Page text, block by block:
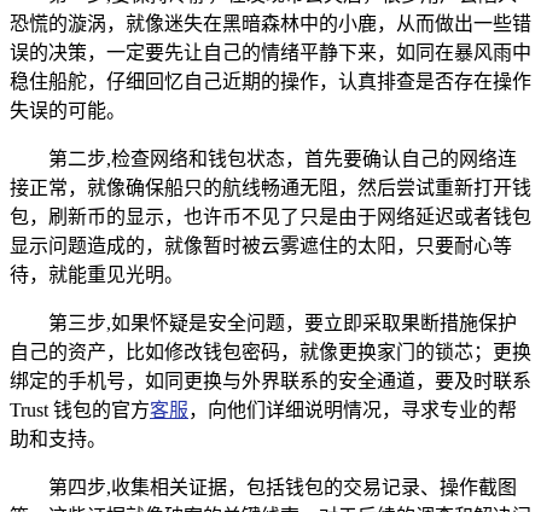
恐慌的漩涡，就像迷失在黑暗森林中的小鹿，从而做出一些错
误的决策，一定要先让自己的情绪平静下来，如同在暴风雨中
稳住船舵，仔细回忆自己近期的操作，认真排查是否存在操作
失误的可能。
第二步,检查网络和钱包状态，首先要确认自己的网络连
接正常，就像确保船只的航线畅通无阻，然后尝试重新打开钱
包，刷新币的显示，也许币不见了只是由于网络延迟或者钱包
显示问题造成的，就像暂时被云雾遮住的太阳，只要耐心等
待，就能重见光明。
第三步,如果怀疑是安全问题，要立即采取果断措施保护
自己的资产，比如修改钱包密码，就像更换家门的锁芯；更换
绑定的手机号，如同更换与外界联系的安全通道，要及时联系
Trust 钱包的官方客服，向他们详细说明情况，寻求专业的帮
助和支持。
第四步,收集相关证据，包括钱包的交易记录、操作截图